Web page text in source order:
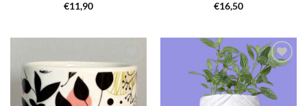
€11,90
€16,50
Añadir
a la
lista de
deseos
Añadir
a la
lista de
deseos